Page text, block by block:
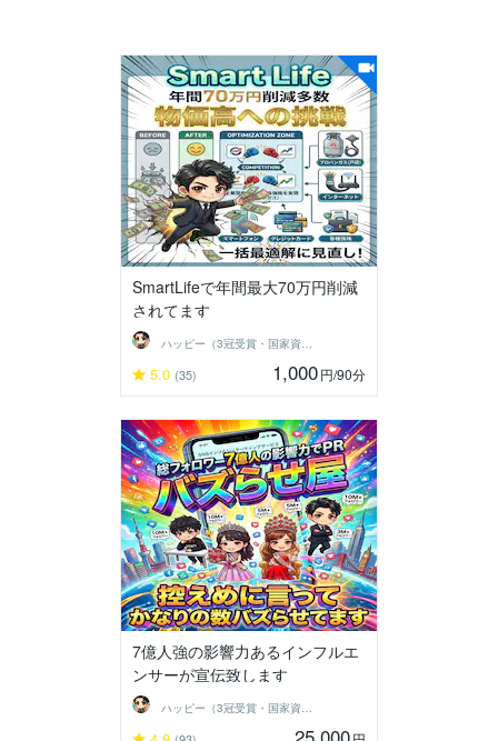
SmartLifeで年間最大70万円削減
されてます
ハッピー（3冠受賞・国家資格保有）
5.0 (35) 1,000円/90分
7億人強の影響力あるインフルエ
ンサーが宣伝致します
ハッピー（3冠受賞・国家資格保有）